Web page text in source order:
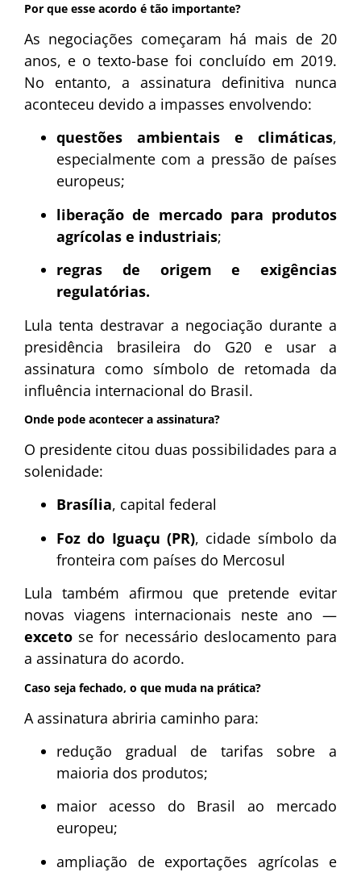
Por que esse acordo é tão importante?
As negociações começaram há mais de 20
anos, e o texto-base foi concluído em 2019.
No entanto, a assinatura definitiva nunca
aconteceu devido a impasses envolvendo:
questões ambientais e climáticas,
especialmente com a pressão de países
europeus;
liberação de mercado para produtos
agrícolas e industriais;
regras de origem e exigências
regulatórias.
Lula tenta destravar a negociação durante a
presidência brasileira do G20 e usar a
assinatura como símbolo de retomada da
influência internacional do Brasil.
Onde pode acontecer a assinatura?
O presidente citou duas possibilidades para a
solenidade:
Brasília, capital federal
Foz do Iguaçu (PR), cidade símbolo da
fronteira com países do Mercosul
Lula também afirmou que pretende evitar
novas viagens internacionais neste ano —
exceto se for necessário deslocamento para
a assinatura do acordo.
Caso seja fechado, o que muda na prática?
A assinatura abriria caminho para:
redução gradual de tarifas sobre a
maioria dos produtos;
maior acesso do Brasil ao mercado
europeu;
ampliação de exportações agrícolas e